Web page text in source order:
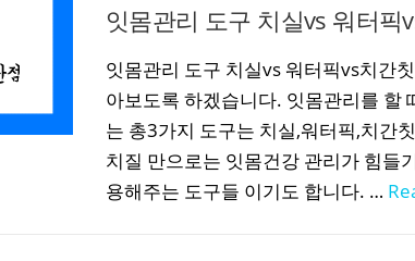
잇몸관리 도구 치실vs 워터픽
잇몸관리 도구 치실vs 워터픽vs치간
아보도록 하겠습니다. 잇몸관리를 할
는 총3가지 도구는 치실,워터픽,치간
치질 만으로는 잇몸건강 관리가 힘들
용해주는 도구들 이기도 합니다. …